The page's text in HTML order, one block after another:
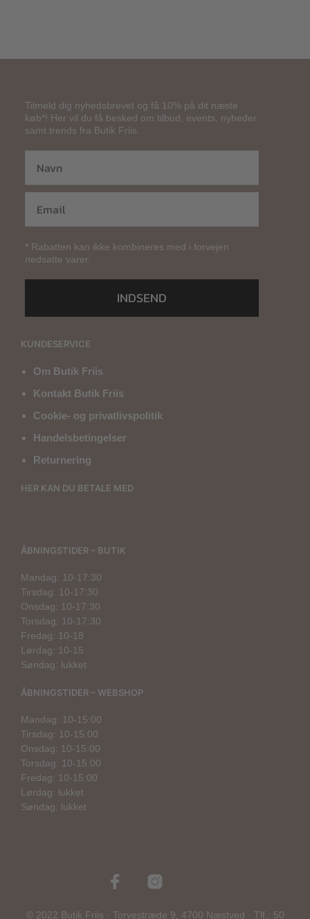
Tilmeld dig nyhedsbrevet og få 10% på dit næste
køb*! Her vil du få besked om tilbud, events, nyheder
samt trends fra Butik Friis.
* Rabatten kan ikke kombineres med i forvejen
nedsatte varer.
INDSEND
KUNDESERVICE
Om Butik Friis
Kontakt Butik Friis
Cookie- og privatlivspolitik
Handelsbetingelser
Returnering
HER KAN DU BETALE MED
ÅBNINGSTIDER – BUTIK
Mandag: 10-17:30
Tirsdag: 10-17:30
Onsdag: 10-17:30
Torsdag: 10-17:30
Fredag: 10-18
Lørdag: 10-15
Søndag: lukket
ÅBNINGSTIDER – WEBSHOP
Mandag: 10-15:00
Tirsdag: 10-15:00
Onsdag: 10-15:00
Torsdag: 10-15:00
Fredag: 10-15:00
Lørdag: lukket
Søndag: lukket
© 2022 Butik Friis · Torvestræde 9, 4700 Næstved · Tlf.: 50